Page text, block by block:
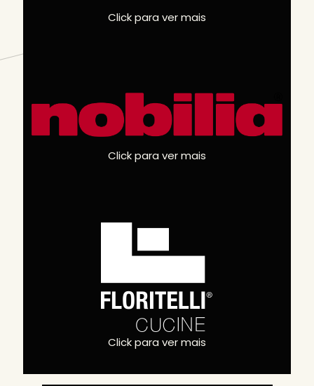
Click para ver mais
Click para ver mais
Click para ver mais